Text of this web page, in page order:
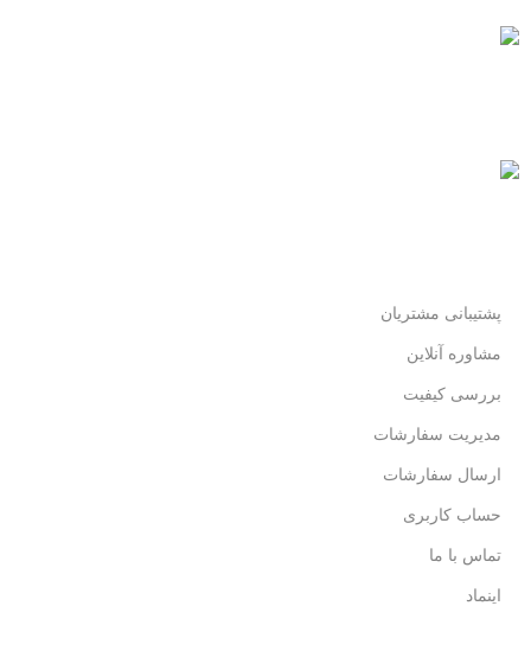
پشتیبانی مشتریان
مشاوره آنلاین
بررسی کیفیت
مدیریت سفارشات
ارسال سفارشات
حساب کاربری
تماس با ما
اینماد